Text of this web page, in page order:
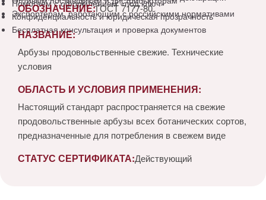
Экспортёрам, работающим с российскими нормативами
Помогаем с оформлением «под ключ»
Конфиденциальность и юридическая прозрачность
Бесплатная консультация и проверка документов
ОБОЗНАЧЕНИЕ:ГОСТ 7177-80
НАЗВАНИЕ:
Арбузы продовольственные свежие. Технические
условия
ОБЛАСТЬ И УСЛОВИЯ ПРИМЕНЕНИЯ:
Настоящий стандарт распространяется на свежие
продовольственные арбузы всех ботанических сортов,
предназначенные для потребления в свежем виде
СТАТУС СЕРТИФИКАТА:Действующий